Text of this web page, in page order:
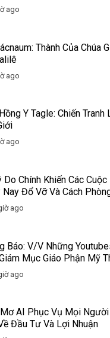
ago
Thành Của Chúa
ago
Y Tagle: Chiến Tranh
ago
Do Chính Khiến Các Cuộc
Nay Đổ Vỡ Và Cách
ago
Báo: V/v Những
Mục Giáo Phận Mỹ
ago
AI Phục Vụ Mọi
Đầu Tư Và Lợi Nhuận